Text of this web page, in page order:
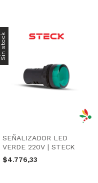
Sin stock
SEÑALIZADOR LED
VERDE 220V | STECK
$4.776,33